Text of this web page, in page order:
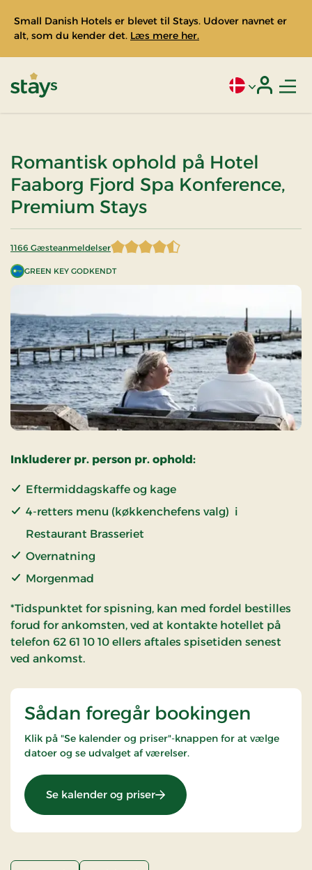
Small Danish Hotels er blevet til Stays. Udover navnet er
alt, som du kender det. Læs mere her.
Aktivt sprog:
Romantisk ophold på Hotel
Faaborg Fjord Spa Konference,
Premium Stays
GREEN KEY GODKENDT
1166 Gæsteanmeldelser
4,212693 af 5 stjerner
Inkluderer pr. person pr. ophold:
Eftermiddagskaffe og kage
4-retters menu (køkkenchefens valg) i
Restaurant Brasseriet
Overnatning
Morgenmad
*Tidspunktet for spisning, kan med fordel bestilles
forud for ankomsten, ved at kontakte hotellet på
telefon 62 61 10 10 ellers aftales spisetiden senest
ved ankomst.
Sådan foregår bookingen
Klik på "Se kalender og priser"-knappen for at vælge
datoer og se udvalget af værelser.
Se kalender og priser: Romantisk ophold